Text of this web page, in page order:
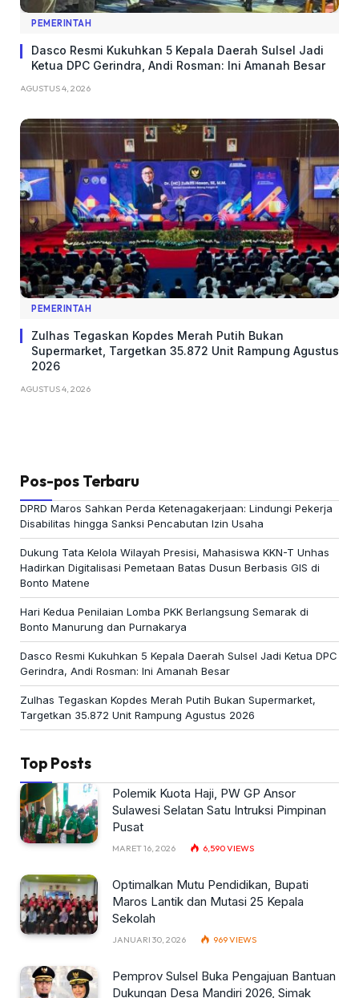
PEMERINTAH
Dasco Resmi Kukuhkan 5 Kepala Daerah Sulsel Jadi
Ketua DPC Gerindra, Andi Rosman: Ini Amanah Besar
AGUSTUS 4, 2026
PEMERINTAH
Zulhas Tegaskan Kopdes Merah Putih Bukan
Supermarket, Targetkan 35.872 Unit Rampung Agustus
2026
AGUSTUS 4, 2026
Pos-pos Terbaru
DPRD Maros Sahkan Perda Ketenagakerjaan: Lindungi Pekerja
Disabilitas hingga Sanksi Pencabutan Izin Usaha
Dukung Tata Kelola Wilayah Presisi, Mahasiswa KKN-T Unhas
Hadirkan Digitalisasi Pemetaan Batas Dusun Berbasis GIS di
Bonto Matene
Hari Kedua Penilaian Lomba PKK Berlangsung Semarak di
Bonto Manurung dan Purnakarya
Dasco Resmi Kukuhkan 5 Kepala Daerah Sulsel Jadi Ketua DPC
Gerindra, Andi Rosman: Ini Amanah Besar
Zulhas Tegaskan Kopdes Merah Putih Bukan Supermarket,
Targetkan 35.872 Unit Rampung Agustus 2026
Top Posts
Polemik Kuota Haji, PW GP Ansor
Sulawesi Selatan Satu Intruksi Pimpinan
Pusat
MARET 16, 2026 6,590VIEWS
Optimalkan Mutu Pendidikan, Bupati
Maros Lantik dan Mutasi 25 Kepala
Sekolah
JANUARI 30, 2026 969VIEWS
Pemprov Sulsel Buka Pengajuan Bantuan
Dukungan Desa Mandiri 2026, Simak